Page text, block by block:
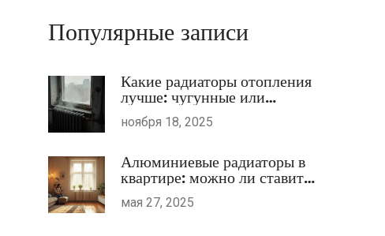
Популярные записи
Какие радиаторы отопления
лучше: чугунные или
алюминиевые для квартиры
ноября 18, 2025
Алюминиевые радиаторы в
квартире: можно ли ставить
и стоит ли игра свеч?
мая 27, 2025